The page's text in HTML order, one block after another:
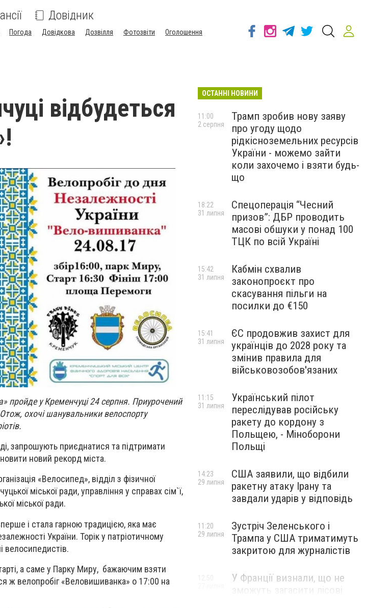
Довідник
Погода Довідкова Дозвілля Фотозвіти
Оголошення
відбудеться
пройде у Кременчуці 24 серпня. Приурочений
охочі шанувальники велоспорту
запрошують приєднатися та підтримати
новий рекорд міста.
«Велосипед», відділ з фізичної
міської ради, управління у справах сім`ї,
міської ради.
і стала гарною традицією, яка має
України. Торік у патріотичному
велосипедистів.
а саме у Парку Миру, бажаючим взяти
ж велопробіг «Веловишиванка» о 17:00 на
ОСТАННІ НОВИНИ
Трамп зробив нову заяву
про угоду щодо
рідкісноземельних ресурсів
України - можемо зайти
коли захочемо і взяти будь-
що
11:00
2 серпня
Спецоперація “Чесний
призов”: ДБР проводить
масові обшуки у понад 100
ТЦК по всій Україні
18:22
31 липня
Кабмін схвалив
законопроєкт про
скасування пільги на
посилки до €150
15:42
31 липня
ЄС продовжив захист для
українців до 2028 року та
змінив правила для
військовозобов'язаних
15:41
31 липня
Український пілот
переслідував російську
ракету до кордону з
Польщею, - Міноборони
Польщі
11:15
31 липня
США заявили, що відбили
ракетну атаку Ірану та
завдали ударів у відповідь
14:23
29 липня
Зустріч Зеленського і
Трампа у США триматимуть
закритою для журналістів
11:20
29 липня
У Франції визнали, що не